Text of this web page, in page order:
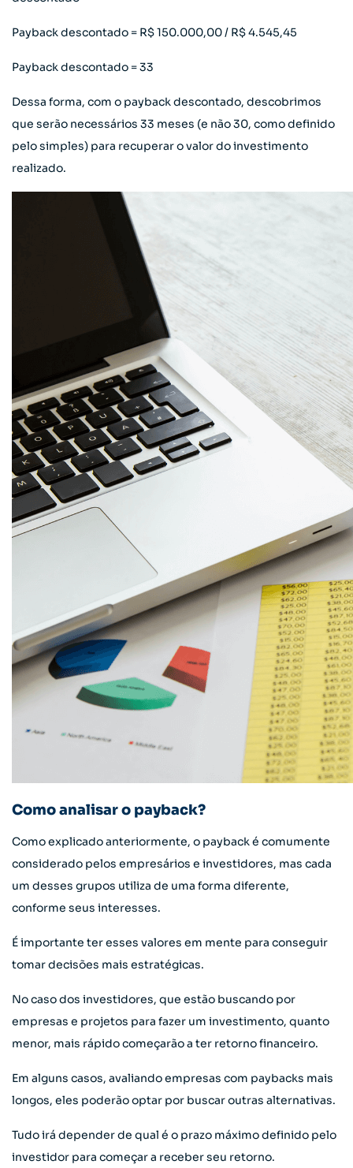
Payback descontado = R$ 150.000,00 / R$ 4.545,45
Payback descontado = 33
Dessa forma, com o payback descontado, descobrimos
que serão necessários 33 meses (e não 30, como definido
pelo simples) para recuperar o valor do investimento
realizado.
Como analisar o payback?
Como explicado anteriormente, o payback é comumente
considerado pelos empresários e investidores, mas cada
um desses grupos utiliza de uma forma diferente,
conforme seus interesses.
É importante ter esses valores em mente para conseguir
tomar decisões mais estratégicas.
No caso dos investidores, que estão buscando por
empresas e projetos para fazer um investimento, quanto
menor, mais rápido começarão a ter retorno financeiro.
Em alguns casos, avaliando empresas com paybacks mais
longos, eles poderão optar por buscar outras alternativas.
Tudo irá depender de qual é o prazo máximo definido pelo
investidor para começar a receber seu retorno.